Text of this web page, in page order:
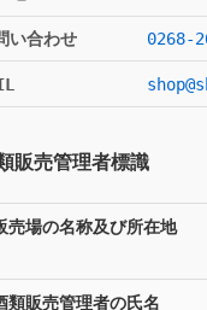
い合わせ 0268-
販売管理者標識
売場の名称及び所在地
類販売管理者の氏名